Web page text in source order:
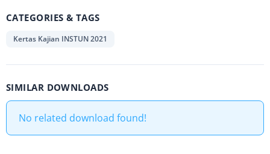
CATEGORIES & TAGS
Kertas Kajian INSTUN 2021
SIMILAR DOWNLOADS
No related download found!